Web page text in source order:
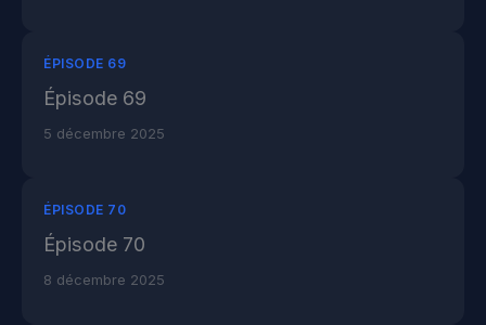
ÉPISODE 69
Épisode 69
5 décembre 2025
ÉPISODE 70
Épisode 70
8 décembre 2025